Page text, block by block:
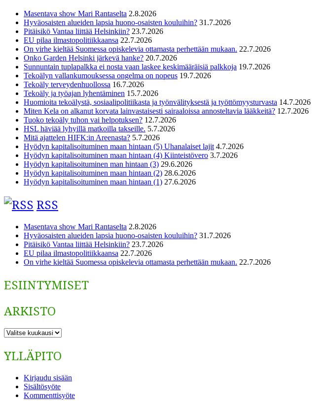
Masentava show Mari Rantaselta 2.8.2026
Hyväosaisten alueiden lapsia huono-osaisten kouluihin? 31.7.2026
Pitäisikö Vantaa liittää Helsinkiin? 23.7.2026
EU pilaa ilmastopolitiikkaansa 22.7.2026
On virhe kieltää Suomessa opiskelevia ottamasta perhettään mukaan. 22.7.2026
Onko Garden Helsinki järkevä hanke? 20.7.2026
Sunnuntain tuplapalkka ei nosta vaan laskee keskimääräisiä palkkoja 19.7.2026
Tekoälyn vallankumouksessa ongelma on nopeus 19.7.2026
Tekoäly terveydenhuollossa 16.7.2026
Tekoäly ja työajan lyhentäminen 15.7.2026
Huomioita tekoälystä, sosiaalipolitiikasta ja työnvälityksestä ja työttömyysturvasta 14.7.2026
Miten Kela on alkanut korvata lainvastaisesti sairaaloissa annosteltavia lääkkeitä? 12.7.2026
Tuoko tekoäly tuhon vai helpotuksen? 12.7.2026
HSL häviää lyhyillä matkoilla takseille. 5.7.2026
Mitä ajattelen HIFK:in Areenasta? 5.7.2026
Hyödyn kapitalisoituminen maan hintaan (5) Uhanalaiset lajit 4.7.2026
Hyödyn kapitalisoituminen maan hintaan (4) Kiinteistövero 3.7.2026
Hyödyn kapitalisoituminen man hintaan (3) 29.6.2026
Hyödyn kapitalisoituminen maan hintaan (2) 28.6.2026
Hyödyn kapitalisoituminen maan hintaan (1) 27.6.2026
RSS
Masentava show Mari Rantaselta 2.8.2026
Hyväosaisten alueiden lapsia huono-osaisten kouluihin? 31.7.2026
Pitäisikö Vantaa liittää Helsinkiin? 23.7.2026
EU pilaa ilmastopolitiikkaansa 22.7.2026
On virhe kieltää Suomessa opiskelevia ottamasta perhettään mukaan. 22.7.2026
ESIINTYMISET
ARKISTO
ARKISTO
YLLÄPITO
Kirjaudu sisään
Sisältösyöte
Kommenttisyöte